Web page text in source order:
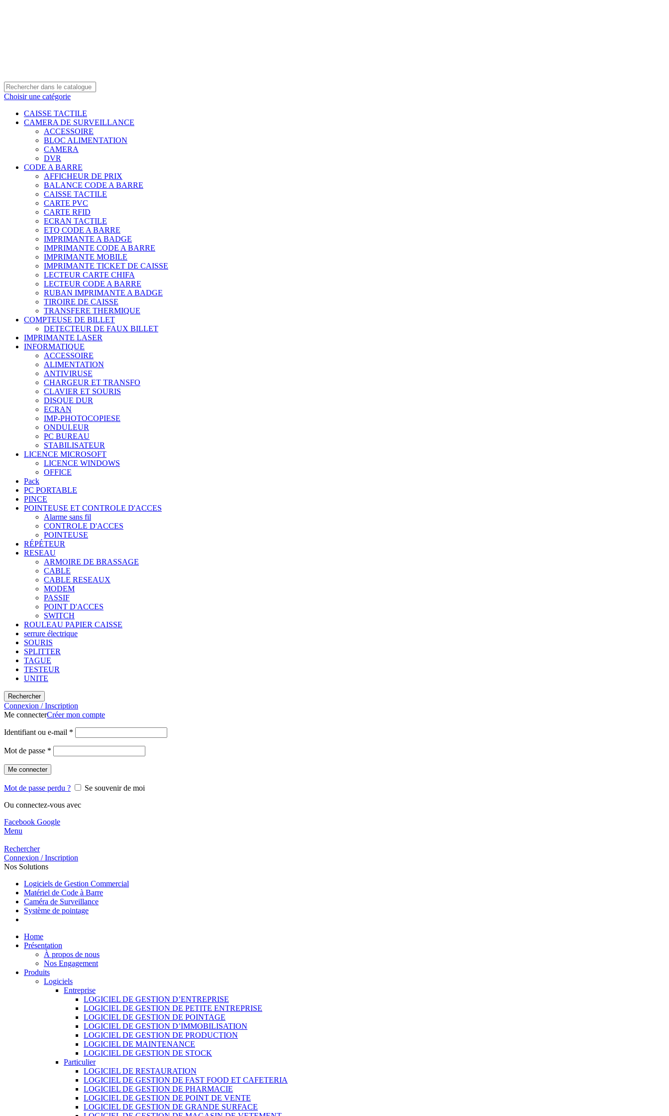
Choisir une catégorie
CAISSE TACTILE
CAMERA DE SURVEILLANCE
ACCESSOIRE
BLOC ALIMENTATION
CAMERA
DVR
CODE A BARRE
AFFICHEUR DE PRIX
BALANCE CODE A BARRE
CAISSE TACTILE
CARTE PVC
CARTE RFID
ECRAN TACTILE
ETQ CODE A BARRE
IMPRIMANTE A BADGE
IMPRIMANTE CODE A BARRE
IMPRIMANTE MOBILE
IMPRIMANTE TICKET DE CAISSE
LECTEUR CARTE CHIFA
LECTEUR CODE A BARRE
RUBAN IMPRIMANTE A BADGE
TIROIRE DE CAISSE
TRANSFERE THERMIQUE
COMPTEUSE DE BILLET
DETECTEUR DE FAUX BILLET
IMPRIMANTE LASER
INFORMATIQUE
ACCESSOIRE
ALIMENTATION
ANTIVIRUSE
CHARGEUR ET TRANSFO
CLAVIER ET SOURIS
DISQUE DUR
ECRAN
IMP-PHOTOCOPIESE
ONDULEUR
PC BUREAU
STABILISATEUR
LICENCE MICROSOFT
LICENCE WINDOWS
OFFICE
Pack
PC PORTABLE
PINCE
POINTEUSE ET CONTROLE D'ACCES
Alarme sans fil
CONTROLE D'ACCES
POINTEUSE
RÉPÉTEUR
RESEAU
ARMOIRE DE BRASSAGE
CABLE
CABLE RESEAUX
MODEM
PASSIF
POINT D'ACCES
SWITCH
ROULEAU PAPIER CAISSE
serrure électrique
SOURIS
SPLITTER
TAGUE
TESTEUR
UNITE
Rechercher
Connexion / Inscription
Me connecterCréer mon compte
Identifiant ou e-mail *
Mot de passe *
Me connecter
Mot de passe perdu ?
Se souvenir de moi
Ou connectez-vous avec
Facebook Google
Menu
Rechercher
Connexion / Inscription
Nos Solutions
Logiciels de Gestion Commercial
Matériel de Code à Barre
Caméra de Surveillance
Système de pointage
Home
Présentation
À propos de nous
Nos Engagement
Produits
Logiciels
Entreprise
LOGICIEL DE GESTION D’ENTREPRISE
LOGICIEL DE GESTION DE PETITE ENTREPRISE
LOGICIEL DE GESTION DE POINTAGE
LOGICIEL DE GESTION D’IMMOBILISATION
LOGICIEL DE GESTION DE PRODUCTION
LOGICIEL DE MAINTENANCE
LOGICIEL DE GESTION DE STOCK
Particulier
LOGICIEL DE RESTAURATION
LOGICIEL DE GESTION DE FAST FOOD ET CAFETERIA
LOGICIEL DE GESTION DE PHARMACIE
LOGICIEL DE GESTION DE POINT DE VENTE
LOGICIEL DE GESTION DE GRANDE SURFACE